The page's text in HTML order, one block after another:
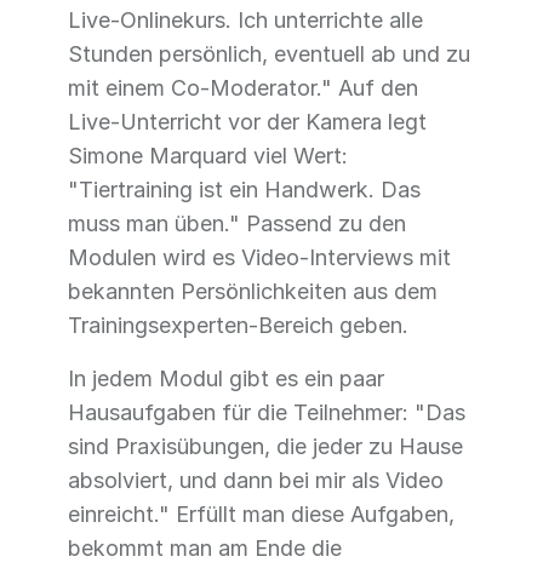
Live-Onlinekurs. Ich unterrichte alle
Stunden persönlich, eventuell ab und zu
mit einem Co-Moderator." Auf den
Live-Unterricht vor der Kamera legt
Simone Marquard viel Wert:
"Tiertraining ist ein Handwerk. Das
muss man üben." Passend zu den
Modulen wird es Video-Interviews mit
bekannten Persönlichkeiten aus dem
Trainingsexperten-Bereich geben.
In jedem Modul gibt es ein paar
Hausaufgaben für die Teilnehmer: "Das
sind Praxisübungen, die jeder zu Hause
absolviert, und dann bei mir als Video
einreicht." Erfüllt man diese Aufgaben,
bekommt man am Ende die